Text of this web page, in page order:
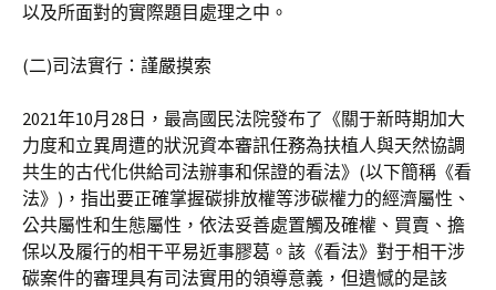
以及所面對的實際題目處理之中。
(二)司法實行：謹嚴摸索
2021年10月28日，最高國民法院發布了《關于新時期加大
力度和立異周遭的狀況資本審訊任務為扶植人與天然協調
共生的古代化供給司法辦事和保證的看法》(以下簡稱《看
法》)，指出要正確掌握碳排放權等涉碳權力的經濟屬性、
公共屬性和生態屬性，依法妥善處置觸及確權、買賣、擔
保以及履行的相干平易近事膠葛。該《看法》對于相干涉
碳案件的審理具有司法實用的領導意義，但遺憾的是該